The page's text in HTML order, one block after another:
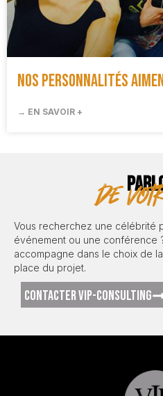
Nos personnalités
→ EN SAVOIR +
de
Vous recherchez une célébrité
événement ou une conférence
accompagne dans le choix de
place du projet.
CONTACTER VIP-CONSULTING